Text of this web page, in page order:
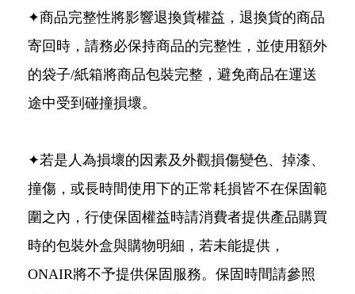
✦商品完整性將影響退換貨權益，退換貨的商品
寄回時，請務必保持商品的完整性，並使用額外
的袋子/紙箱將商品包裝完整，避免商品在運送
途中受到碰撞損壞。
✦若是人為損壞的因素及外觀損傷變色、掉漆、
撞傷，或長時間使用下的正常耗損皆不在保固範
圍之內，行使保固權益時請消費者提供產品購買
時的包裝外盒與購物明細，若未能提供，
ONAIR將不予提供保固服務。保固時間請參照